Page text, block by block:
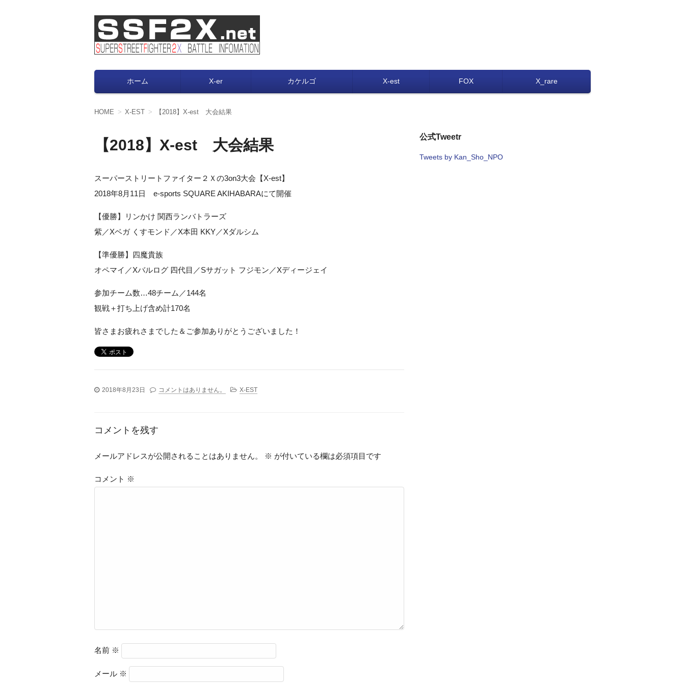
SUPER STREET FIGHTER ⅡX Battle information
ン
ン
移
動
ホーム X-er カケルゴ X-est FOX X_rare
HOME X-EST 【2018】X-est 大会結果
【2018】X-est 大会結果
スーパーストリートファイター２Ｘの3on3大会【X-est】
2018年8月11日 e-sports SQUARE AKIHABARAにて開催
【優勝】リンかけ 関西ランバトラーズ
紫／Xベガ くすモンド／X本田 KKY／Xダルシム
【準優勝】四魔貴族
オペマイ／Xバルログ 四代目／Sサガット フジモン／Xディージェイ
参加チーム数…48チーム／144名
観戦＋打ち上げ含め計170名
皆さまお疲れさまでした＆ご参加ありがとうございました！
2018年8月23日 コメントはありません。 X-EST
コメントを残す
メールアドレスが公開されることはありません。 ※ が付いている欄は必須項目です
コメント ※
名前 ※
メール ※
公式Tweetr
Tweets by Kan_Sho_NPO